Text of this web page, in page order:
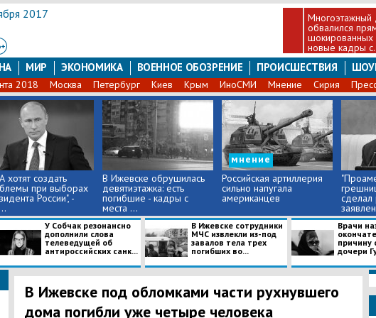
2017
обвалился
шокированных
новые кадры
МИР ЭКОНОМИКА ВОЕННОЕ ОБОЗРЕНИЕ ПРОИСШЕСТВИЯ
2018 Москва Петербург Киев Крым ИноСМИ Мнение Сирия
хотят создать
при выборах
России", -
В Ижевске обрушилась
девятиэтажка: есть
погибшие - кадры с
места ...
мнение
Российская артиллерия
сильно напугала
американцев сделал
У Собчак резонансно
дополнили слова
телеведущей об
антироссийских санк...
В Ижевске сотрудники
МЧС извлекли из-под
завалов тела трех
погибших во...
Врачи
причину
дочери
В Ижевске под обломками части рухнувшего
дома погибли уже четыре человека